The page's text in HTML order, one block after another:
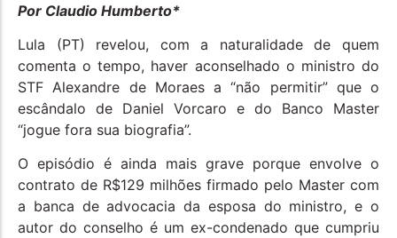
Por Claudio Humberto*
Lula (PT) revelou, com a naturalidade de quem
comenta o tempo, haver aconselhado o ministro do
STF Alexandre de Moraes a “não permitir” que o
escândalo de Daniel Vorcaro e do Banco Master
“jogue fora sua biografia”.
O episódio é ainda mais grave porque envolve o
contrato de R$129 milhões firmado pelo Master com
a banca de advocacia da esposa do ministro, e o
autor do conselho é um ex-condenado que cumpriu